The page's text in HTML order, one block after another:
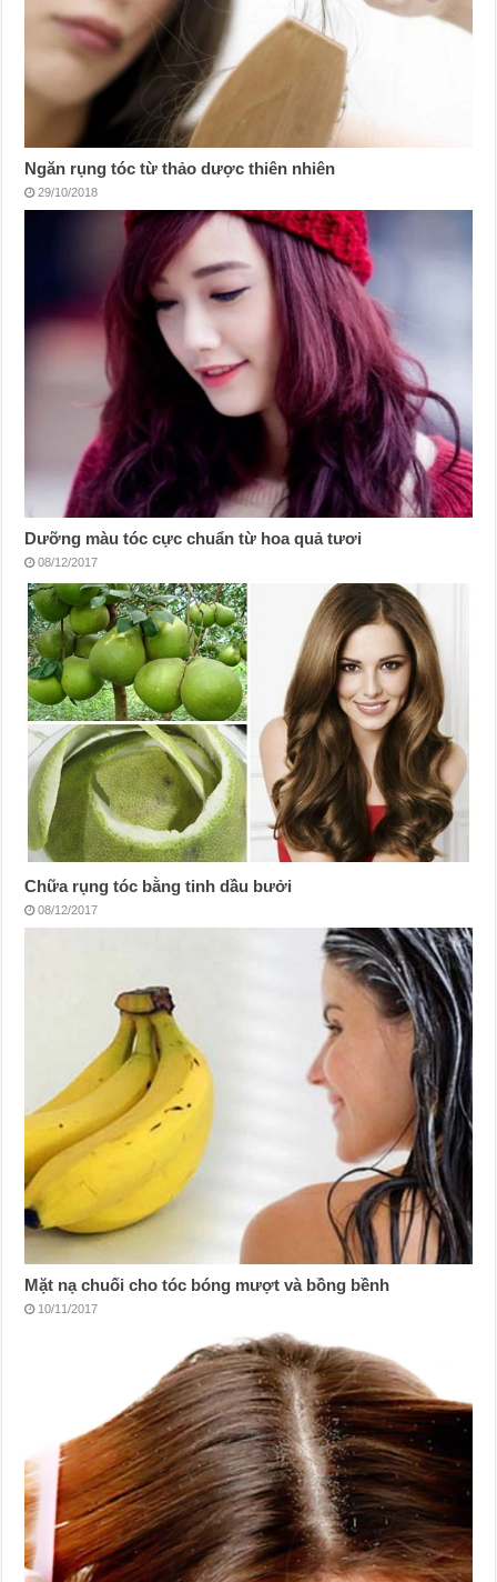
Ngăn rụng tóc từ thảo dược thiên nhiên
29/10/2018
Dưỡng màu tóc cực chuẩn từ hoa quả tươi
08/12/2017
Chữa rụng tóc bằng tinh dầu bưởi
08/12/2017
Mặt nạ chuối cho tóc bóng mượt và bồng bềnh
10/11/2017